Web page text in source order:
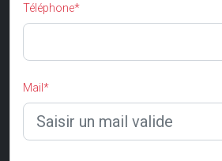
Téléphone*
Mail*